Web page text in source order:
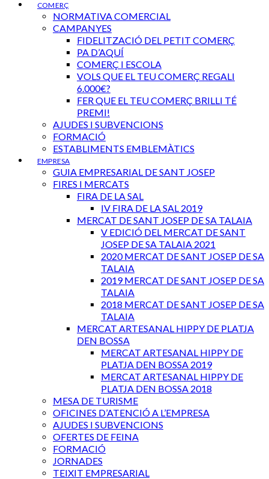
COMERÇ
NORMATIVA COMERCIAL
CAMPANYES
FIDELITZACIÓ DEL PETIT COMERÇ
PA D’AQUÍ
COMERÇ I ESCOLA
VOLS QUE EL TEU COMERÇ REGALI
6.000€?
FER QUE EL TEU COMERÇ BRILLI TÉ
PREMI!
AJUDES I SUBVENCIONS
FORMACIÓ
ESTABLIMENTS EMBLEMÀTICS
EMPRESA
GUIA EMPRESARIAL DE SANT JOSEP
FIRES I MERCATS
FIRA DE LA SAL
IV FIRA DE LA SAL 2019
MERCAT DE SANT JOSEP DE SA TALAIA
V EDICIÓ DEL MERCAT DE SANT
JOSEP DE SA TALAIA 2021
2020 MERCAT DE SANT JOSEP DE SA
TALAIA
2019 MERCAT DE SANT JOSEP DE SA
TALAIA
2018 MERCAT DE SANT JOSEP DE SA
TALAIA
MERCAT ARTESANAL HIPPY DE PLATJA
DEN BOSSA
MERCAT ARTESANAL HIPPY DE
PLATJA DEN BOSSA 2019
MERCAT ARTESANAL HIPPY DE
PLATJA DEN BOSSA 2018
MESA DE TURISME
OFICINES D’ATENCIÓ A L’EMPRESA
AJUDES I SUBVENCIONS
OFERTES DE FEINA
FORMACIÓ
JORNADES
TEIXIT EMPRESARIAL